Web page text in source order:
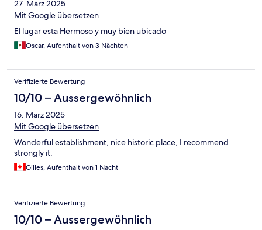
27. März 2025
Mit Google übersetzen
El lugar esta Hermoso y muy bien ubicado
Oscar, Aufenthalt von 3 Nächten
Verifizierte Bewertung
10/10 – Aussergewöhnlich
16. März 2025
Mit Google übersetzen
Wonderful establishment, nice historic place, I recommend
strongly it.
Gilles, Aufenthalt von 1 Nacht
Verifizierte Bewertung
10/10 – Aussergewöhnlich